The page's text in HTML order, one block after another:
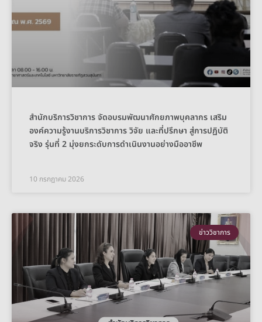
สำนักบริการวิชาการ จัดอบรมพัฒนาศักยภาพบุคลากร เสริม
องค์ความรู้งานบริการวิชาการ วิจัย และที่ปรึกษา สู่การปฏิบัติ
จริง รุ่นที่ 2 มุ่งยกระดับการดำเนินงานอย่างมืออาชีพ
10 กรกฎาคม 2026
ข่าววิชาการ